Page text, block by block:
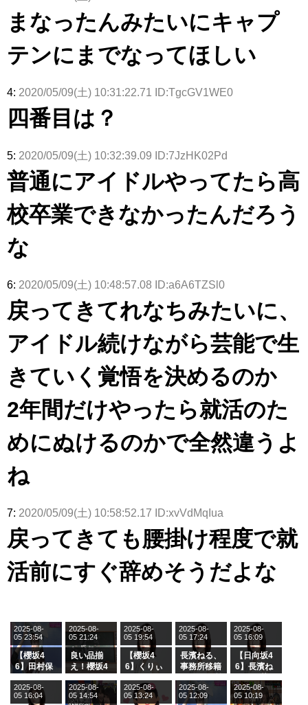
まなったんみたいにキャプ
テンにまでなってほしい
4: 2020/05/09(土) 10:31:22.71 ID:TgcGV1WE0
四番目は？
5: 2020/05/09(土) 10:32:39.09 ID:7JzHK02Pd
普通にアイドルやってたら高
校卒業できなかったんだろう
な
6: 2020/05/09(土) 10:48:57.08 ID:a6A6TZSl0
戻ってきてれなちみたいに、
アイドル続けながら芸能で生
きていく覚悟を決めるのか
2年間だけやったら就活のた
めにぬけるのかで全然違うよ
ね
7: 2020/05/09(土) 10:58:52.17 ID:xvVdMqIua
戻ってきても腰掛け程度で就
活前にすぐ辞めそうだよな
【櫻坂4
6】田村保
ージを脱い
でいた理由
2025-08-
05 23:54
良い品揃
え！櫻坂4
グル『Mak
e or Brea
2025-08-
05 21:24
【櫻坂4
6】くりぃ
の2人を手
玉に取る大
2025-08-
05 19:54
長濱ねる、
事務所移籍
属を発表
2025-08-
05 17:24
【日向坂4
6】長濱ね
ら移籍しフ
ラーム所属
2025-08-
05 16:09
2025-08-
05 16:04
2025-08-
05 14:54
2025-08-
05 13:24
2025-08-
05 12:09
2025-08-
05 10:19